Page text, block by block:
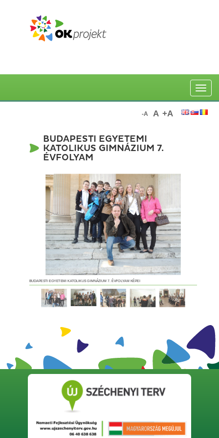
Toggle
-A A +A
BUDAPESTI EGYETEMI
KATOLIKUS GIMNÁZIUM 7.
ÉVFOLYAM
BUDAPESTI EGYETEMI KATOLIKUS GIMNÁZIUM 7. ÉVFOLYAM KÉPEI